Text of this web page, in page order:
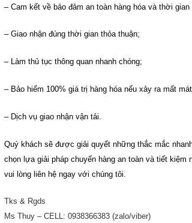
– Cam kết về bảo đảm an toàn hàng hóa và thời gian
– Giao nhận đúng thời gian thỏa thuận;
– Làm thủ tục thông quan nhanh chóng;
– Bảo hiểm 100% giá trị hàng hóa nếu xảy ra mất
– Dịch vụ giao nhận vận tải.
Quý khách sẽ được giải quyết những thắc mắc
chọn lựa giải pháp chuyển hàng an toàn và tiết kiệm
vui lòng liên hệ ngay với chúng tôi.
Tks & Rgds
Ms Thuy – CELL: 0938366383 (zalo/viber)